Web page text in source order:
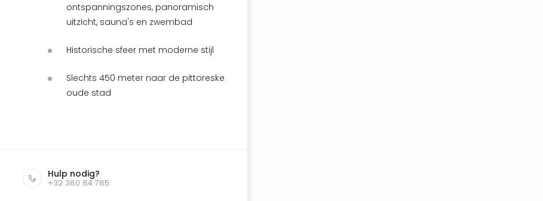
ontspanningszones, panoramisch
uitzicht, sauna's en zwembad
Historische sfeer met moderne stijl
Slechts 450 meter naar de pittoreske
oude stad
Hulp nodig?
+32 380 84 785